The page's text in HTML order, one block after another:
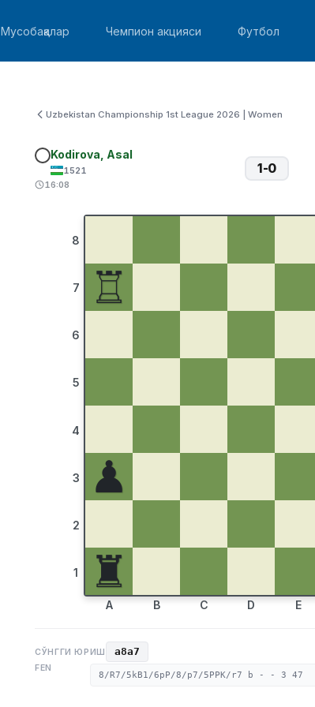
Мусобақалар Чемпион акцияси Футбол
Uzbekistan Championship 1st League 2026 | Women
Kodirova, Asal
1521
16:08
1-0
8
7
6
5
4
3
2
1
♖
♟
♜
A B C D E
СЎНГГИ ЮРИШ a8a7
FEN
8/R7/5kB1/6pP/8/p7/5PPK/r7 b - - 3 47